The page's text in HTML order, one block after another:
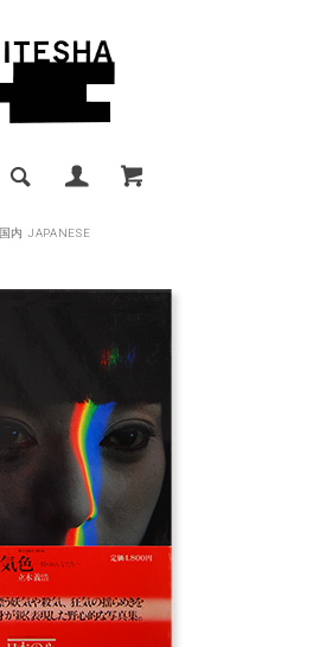
国内 JAPANESE